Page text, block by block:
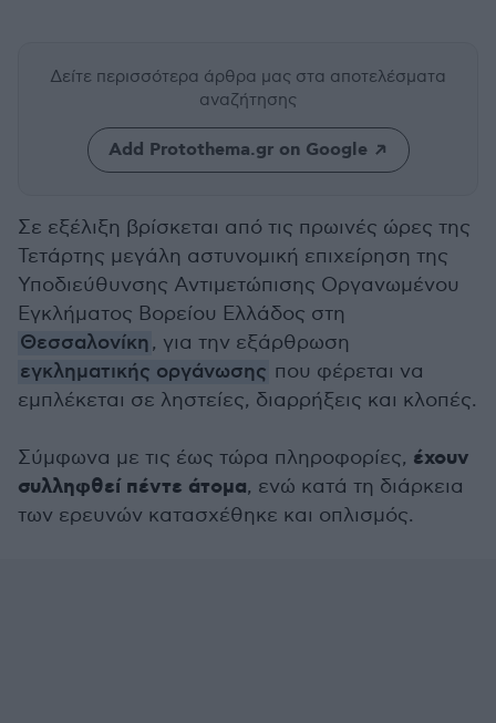
Δείτε περισσότερα άρθρα μας στα αποτελέσματα
αναζήτησης
Add Protothema.gr on Google
Σε εξέλιξη βρίσκεται από τις πρωινές ώρες της
Τετάρτης μεγάλη αστυνομική επιχείρηση της
Υποδιεύθυνσης Αντιμετώπισης Οργανωμένου
Εγκλήματος Βορείου Ελλάδος στη
Θεσσαλονίκη, για την εξάρθρωση
εγκληματικής οργάνωσης που φέρεται να
εμπλέκεται σε ληστείες, διαρρήξεις και κλοπές.
Σύμφωνα με τις έως τώρα πληροφορίες, έχουν
συλληφθεί πέντε άτομα, ενώ κατά τη διάρκεια
των ερευνών κατασχέθηκε και οπλισμός.